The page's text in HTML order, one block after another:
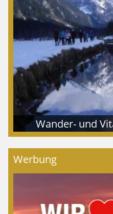
Wander- und
Werbung